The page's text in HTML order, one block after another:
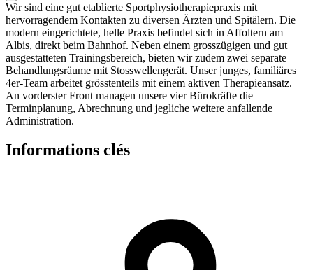
Wir sind eine gut etablierte Sportphysiotherapiepraxis mit
hervorragendem Kontakten zu diversen Ärzten und Spitälern. Die
modern eingerichtete, helle Praxis befindet sich in Affoltern am
Albis, direkt beim Bahnhof. Neben einem grosszügigen und gut
ausgestatteten Trainingsbereich, bieten wir zudem zwei separate
Behandlungsräume mit Stosswellengerät. Unser junges, familiäres
4er-Team arbeitet grösstenteils mit einem aktiven Therapieansatz.
An vorderster Front managen unsere vier Bürokräfte die
Terminplanung, Abrechnung und jegliche weitere anfallende
Administration.
Informations clés